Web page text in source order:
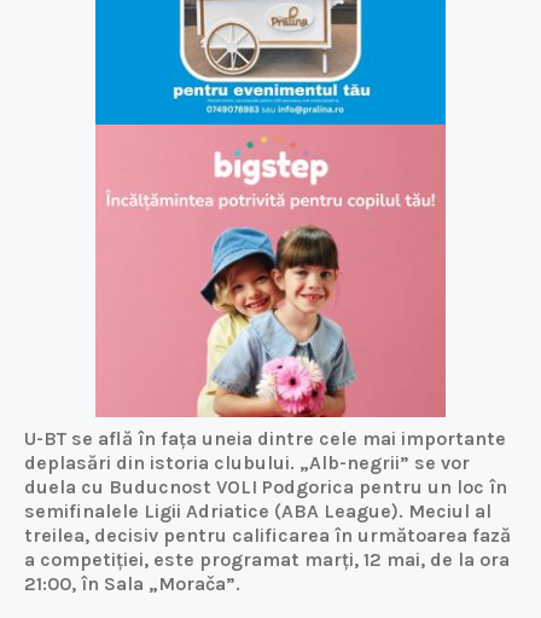
U-BT se află în fața uneia dintre cele mai importante
deplasări din istoria clubului. „Alb-negrii” se vor
duela cu Buducnost VOLI Podgorica pentru un loc în
semifinalele Ligii Adriatice (ABA League). Meciul al
treilea, decisiv pentru calificarea în următoarea fază
a competiției, este programat marți, 12 mai, de la ora
21:00, în Sala „Morača”.